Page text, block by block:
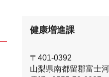
健康増進課
〒401-0392
山梨県南都留郡富士